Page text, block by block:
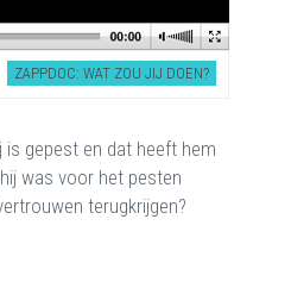
ZAPPDOC: WAT ZOU JIJ DOEN?
is gepest en dat heeft hem
was voor het pesten
terugkrijgen?